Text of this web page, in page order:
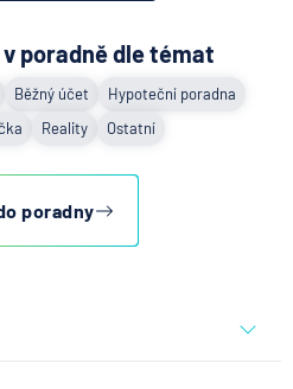
poradně dle témat
Běžný účet
Hypoteční poradna
Reality Ostatní
poradny